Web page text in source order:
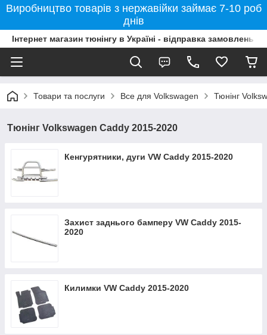
Виробництво товарів з нержавійки займає 7-10 роб
днів
Інтернет магазин тюнінгу в Україні - відправка замовлень
Товари та послуги Все для Volkswagen Тюнінг
Тюнінг Volkswagen Caddy 2015-2020
Кенгурятники, дуги VW Caddy 2015-2020
Захист заднього бамперу VW Caddy 2015-
2020
Килимки VW Caddy 2015-2020